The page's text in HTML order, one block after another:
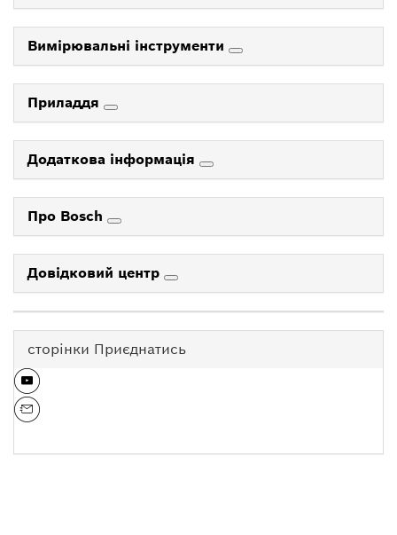
Вимірювальні інструменти
Приладдя
Додаткова інформація
Про Bosch
Довідковий центр
сторінки Приєднатись